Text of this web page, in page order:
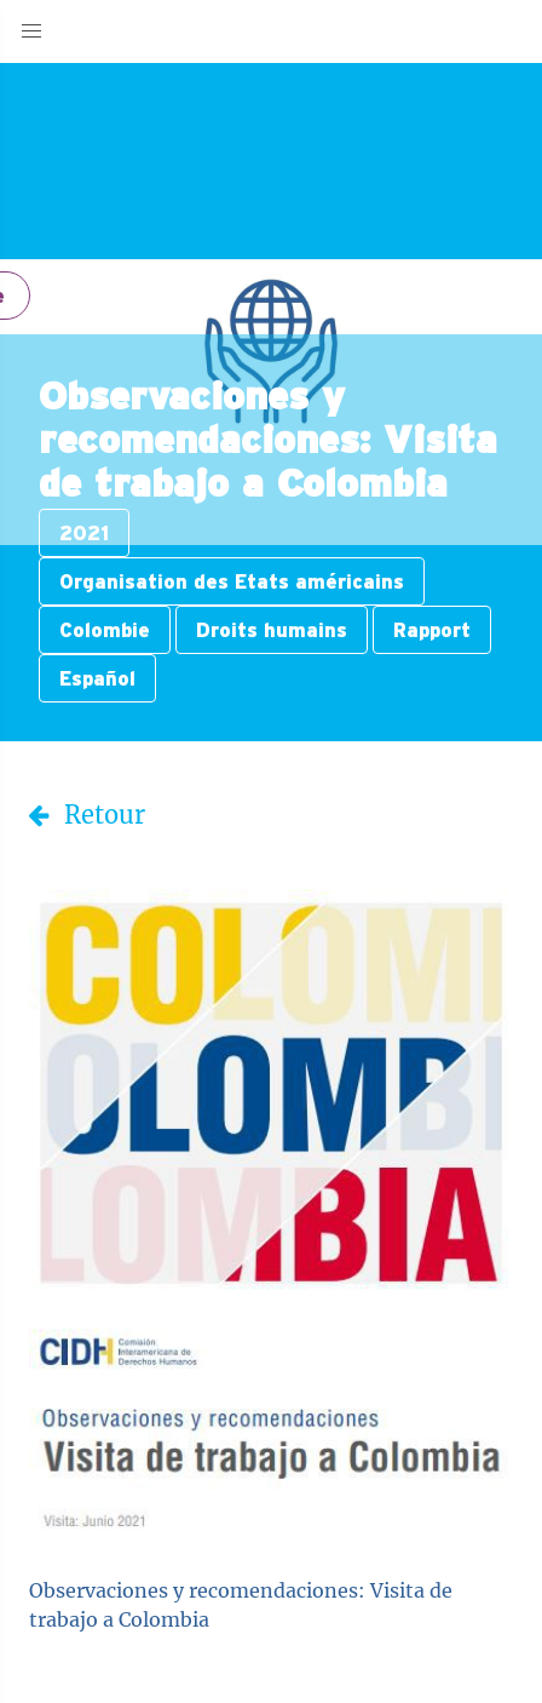
Observaciones y
recomendaciones: Visita
de trabajo a Colombia
2021
Organisation des Etats américains
Colombie Droits humains Rapport
Español
Retour
Observaciones y recomendaciones: Visita de
trabajo a Colombia